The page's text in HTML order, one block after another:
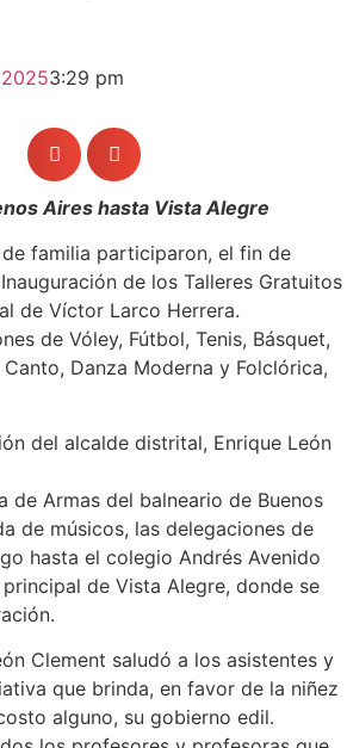
3:29 pm
Aires hasta Vista Alegre
familia participaron, el fin de
de los Talleres Gratuitos
de Víctor Larco Herrera.
de Vóley, Fútbol, Tenis, Básquet,
Danza Moderna y Folclórica,
del alcalde distrital, Enrique León
de Armas del balneario de Buenos
de músicos, las delegaciones de
hasta el colegio Andrés Avenido
de Vista Alegre, donde se
Clement saludó a los asistentes y
que brinda, en favor de la niñez
alguno, su gobierno edil.